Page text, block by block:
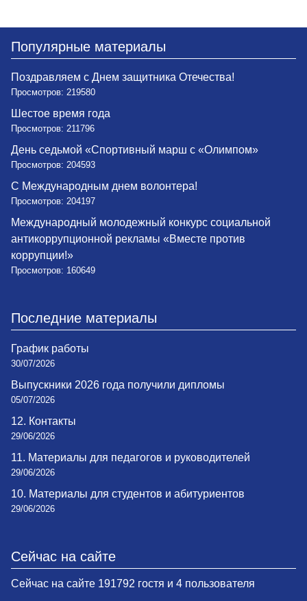
Популярные материалы
Поздравляем с Днем защитника Отечества!
Просмотров: 219580
Шестое время года
Просмотров: 211796
День седьмой «Спортивный марш с «Олимпом»
Просмотров: 204593
С Международным днем волонтера!
Просмотров: 204197
Международный молодежный конкурс социальной
антикоррупционной рекламы «Вместе против
коррупции!»
Просмотров: 160649
Последние материалы
График работы
30/07/2026
Выпускники 2026 года получили дипломы
05/07/2026
12. Контакты
29/06/2026
11. Материалы для педагогов и руководителей
29/06/2026
10. Материалы для студентов и абитуриентов
29/06/2026
Сейчас на сайте
Сейчас на сайте 191792 гостя и 4 пользователя